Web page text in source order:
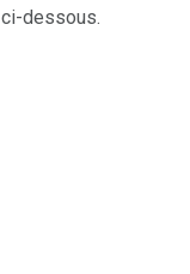
ci-dessous.